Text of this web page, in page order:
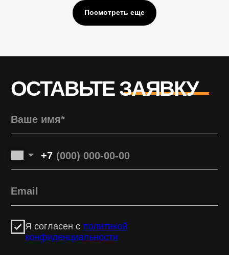
Посмотреть еще